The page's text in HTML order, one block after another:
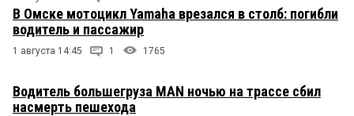
В Омске мотоцикл Yamaha врезался в столб: погибли
водитель и пассажир
1 августа 14:45 1 1765
Водитель большегруза MAN ночью на трассе сбил
насмерть пешехода